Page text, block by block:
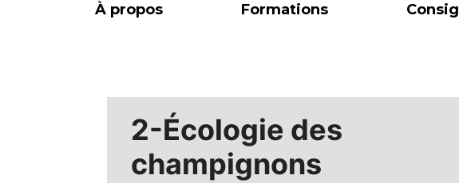
À propos Formations
2-Écologie des
champignons